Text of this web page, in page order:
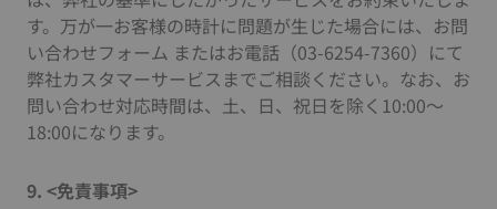
す。万が一お客様の時計に問題が生じた場合には、お問
い合わせフォーム またはお電話（03-6254-7360）にて
弊社カスタマーサービスまでご相談ください。なお、お
問い合わせ対応時間は、土、日、祝日を除く10:00～
18:00になります。
9. <免責事項>